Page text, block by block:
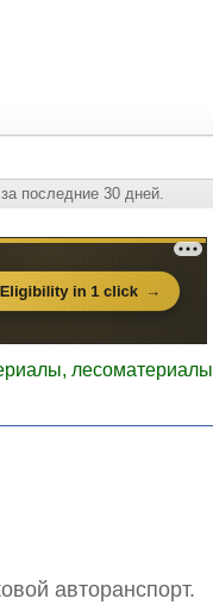
последние 30 дней.
лесоматериалы
авторанспорт.